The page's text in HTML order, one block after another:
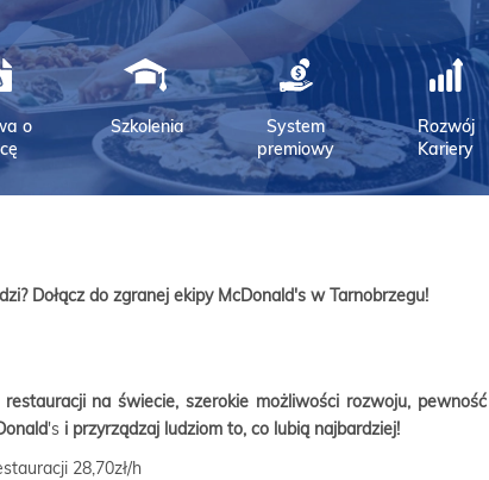
o
Szkolenia
System
premiowy
Rozwój
Kariery
Dołącz do zgranej ekipy McDonald's w Tarnobrzegu!
na świecie, szerokie możliwości rozwoju, pewność
's i przyrządzaj ludziom to, co lubią najbardziej!
28,70zł/h